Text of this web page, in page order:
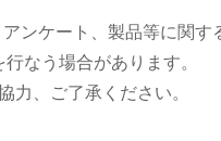
ンケート、製品等に関す
行なう場合があります。
力、ご了承ください。